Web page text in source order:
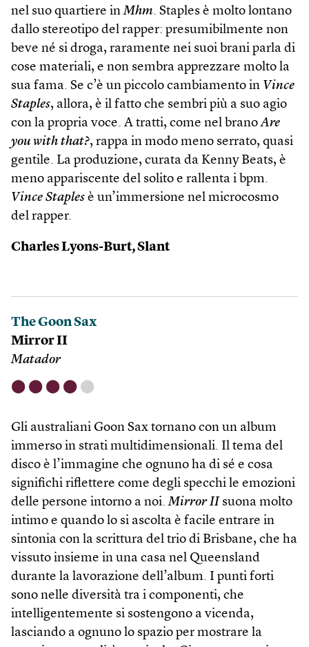
nel suo quartiere inMhm. Staples è molto lontano
dallo stereotipo del rapper: presumibilmente non
beve né si droga, raramente nei suoi brani parla di
cose materiali, e non sembra apprezzare molto la
sua fama. Se c’è un piccolo cambiamento in Vince
Staples, allora, è il fatto che sembri più a suo agio
con la propria voce. A tratti, come nel branoAre
you with that?, rappa in modo meno serrato, quasi
gentile. La produzione, curata da Kenny Beats, è
meno appariscente del solito e rallenta i bpm.
Vince Staples è un’immersione nel microcosmo
del rapper.
Charles Lyons-Burt, Slant
The Goon Sax
Mirror II
Matador
⬤ ⬤ ⬤ ⬤ ⬤
Gli australiani Goon Sax tornano con un album
immerso in strati multidimensionali. Il tema del
disco è l’immagine che ognuno ha di sé e cosa
significhi riflettere come degli specchi le emozioni
delle persone intorno a noi.Mirror II suona molto
intimo e quando lo si ascolta è facile entrare in
sintonia con la scrittura del trio di Brisbane, che ha
vissuto insieme in una casa nel Queensland
durante la lavorazione dell’album. I punti forti
sono nelle diversità tra i componenti, che
intelligentemente si sostengono a vicenda,
lasciando a ognuno lo spazio per mostrare la